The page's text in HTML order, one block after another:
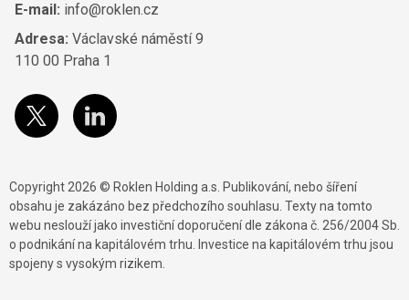
E-mail: info@roklen.cz
Adresa: Václavské náměstí 9
110 00 Praha 1
Copyright 2026 © Roklen Holding a.s. Publikování, nebo šíření
obsahu je zakázáno bez předchozího souhlasu. Texty na tomto
webu neslouží jako investiční doporučení dle zákona č. 256/2004 Sb.
o podnikání na kapitálovém trhu. Investice na kapitálovém trhu jsou
spojeny s vysokým rizikem.